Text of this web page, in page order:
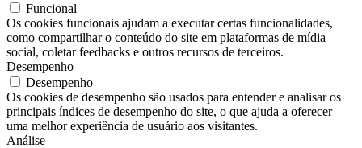
Funcional
Os cookies funcionais ajudam a executar certas funcionalidades,
como compartilhar o conteúdo do site em plataformas de mídia
social, coletar feedbacks e outros recursos de terceiros.
Desempenho
Desempenho
Os cookies de desempenho são usados ​​para entender e analisar os
principais índices de desempenho do site, o que ajuda a oferecer
uma melhor experiência de usuário aos visitantes.
Análise